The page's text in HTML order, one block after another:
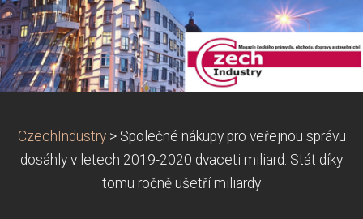
CzechIndustry > Společné nákupy pro veřejnou správu
dosáhly v letech 2019-2020 dvaceti miliard. Stát díky
tomu ročně ušetří miliardy